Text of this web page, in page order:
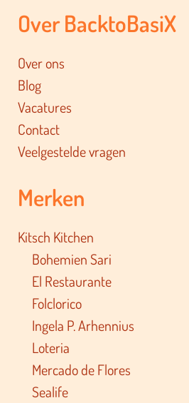
Over BacktoBasiX
Over ons
Blog
Vacatures
Contact
Veelgestelde vragen
Merken
Kitsch Kitchen
Bohemien Sari
El Restaurante
Folclorico
Ingela P. Arhennius
Loteria
Mercado de Flores
Sealife